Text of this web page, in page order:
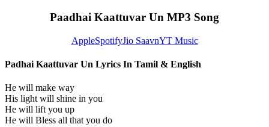
Paadhai Kaattuvar Un MP3 Song
AppleSpotifyJio SaavnYT Music
Padhai Kaattuvar Un Lyrics In Tamil & English
He will make way
His light will shine in you
He will lift you up
He will Bless all that you do